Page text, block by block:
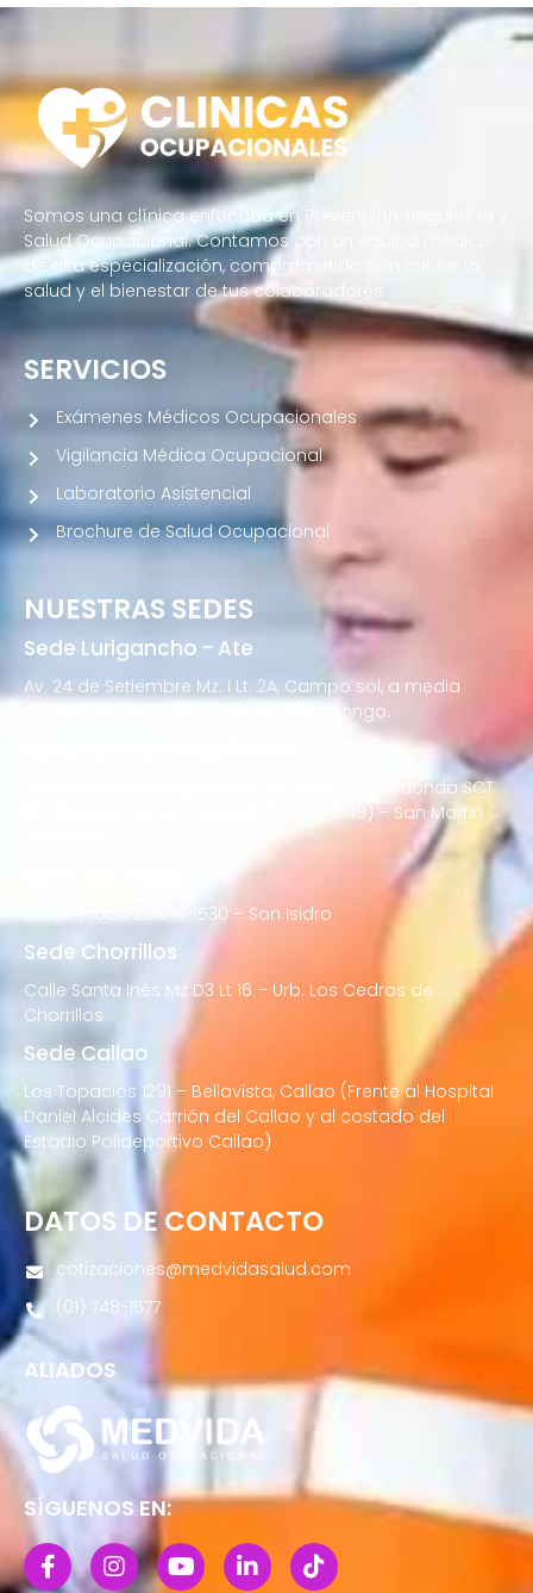
Somos una clínica enfocada en Prevención, Seguridad y
Salud Ocupacional. Contamos con un equipo médico
de alta especialización, comprometido con cuidar la
salud y el bienestar de tus colaboradores.
NUESTRAS SEDES
Sede Lurigancho - Ate
Av. 24 de Setiembre Mz. I Lt. 2A, Campo sol, a media
cuadra del Paradero Cabana, Carapongo.
Av. Francisco Bolognesi Nro. 101 Urb. Mesa Redonda SCT
02 (Esquina con Av. Gerardo Unger 7049) – San Martin
Javier Prado Este N°1530 – San Isidro
Sede Chorrillos
Calle Santa Inés Mz D3 Lt 16 – Urb. Los Cedros de
Chorrillos
Sede Callao
Los Topacios 1291 – Bellavista, Callao (Frente al Hospital
Daniel Alcides Carrión del Callao y al costado del
Estadio Polideportivo Callao)
SERVICIOS
Exámenes Médicos Ocupacionales
Vigilancia Médica Ocupacional
Laboratorio Asistencial
Brochure de Salud Ocupacional
DATOS DE CONTACTO
cotizaciones@medvidasalud.com
(01) 748-1577
ALIADOS
SÍGUENOS EN: